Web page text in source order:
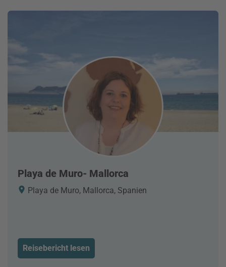
Playa de Muro- Mallorca
Playa de Muro, Mallorca, Spanien
Reisebericht lesen